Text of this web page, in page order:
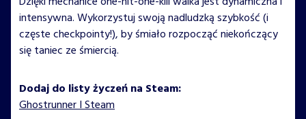
intensywna. Wykorzystuj swoją nadludzką szybkość (i
częste checkpointy!), by śmiało rozpocząć niekończący
się taniec ze śmiercią.
Dodaj do listy życzeń na Steam:
Ghostrunner I Steam